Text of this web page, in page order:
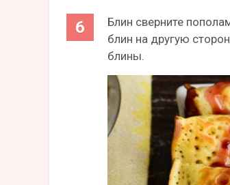
Блин сверните
блин на другую
блины.